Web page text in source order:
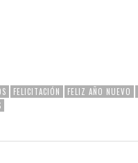
FELICITACIÓN FELIZ AÑO NUEVO